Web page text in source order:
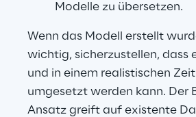
Modelle zu übersetzen.
Wenn das Modell erstellt
wichtig, sicherzustellen, dass
und in einem realistischen
umgesetzt werden kann. Der
Ansatz greift auf existente